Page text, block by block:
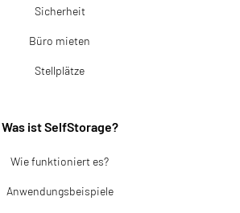
Sicherheit
Büro mieten
Stellplätze
Was ist SelfStorage?
Wie funktioniert es?
Anwendungsbeispiele